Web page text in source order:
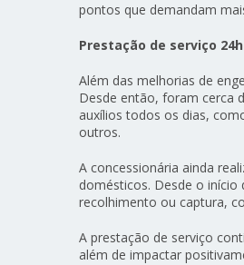
pontos que demandam
Prestação de serviço 24h
Além das melhorias de
Desde então, foram cerca
auxílios todos os dias,
outros.
A concessionária ainda
domésticos. Desde o
recolhimento ou captura,
A prestação de serviço
além de impactar